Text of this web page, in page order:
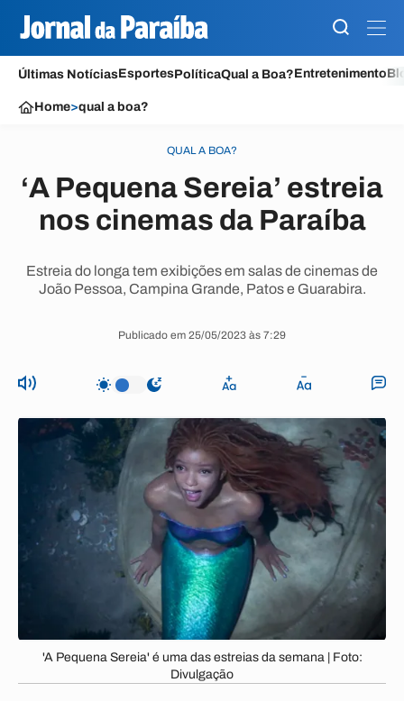
Últimas NotíciasEsportesPolíticaQual a Boa?Entretenimento
Home>qual a boa?
QUAL A BOA?
‘A Pequena Sereia’ estreia
nos cinemas da Paraíba
Estreia do longa tem exibições em salas de cinemas de
João Pessoa, Campina Grande, Patos e Guarabira.
Publicado em 25/05/2023 às 7:29
'A Pequena Sereia' é uma das estreias da semana | Foto:
Divulgação